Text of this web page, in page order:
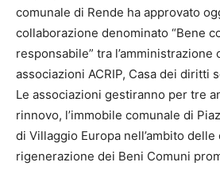
comunale di Rende ha approvato
collaborazione denominato “Bene
responsabile” tra l’amministrazione
associazioni ACRIP, Casa dei diritti
Le associazioni gestiranno per tre
rinnovo, l’immobile comunale di
di Villaggio Europa nell’ambito delle
rigenerazione dei Beni Comuni